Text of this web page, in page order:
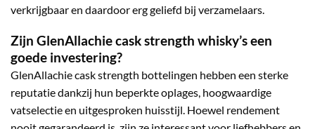
verkrijgbaar en daardoor erg geliefd bij verzamelaars.
Zijn GlenAllachie cask strength whisky’s een
goede investering?
GlenAllachie cask strength bottelingen hebben een sterke
reputatie dankzij hun beperkte oplages, hoogwaardige
vatselectie en uitgesproken huisstijl. Hoewel rendement